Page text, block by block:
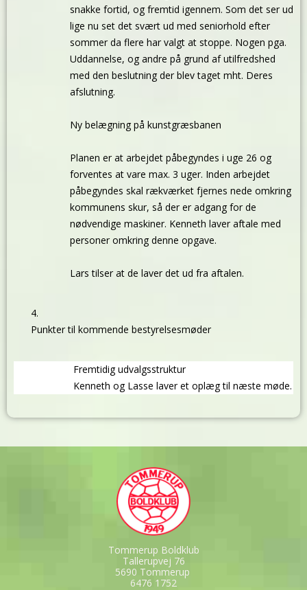
snakke fortid, og fremtid igennem. Som det ser ud
lige nu set det svært ud med seniorhold efter
sommer da flere har valgt at stoppe. Nogen pga.
Uddannelse, og andre på grund af utilfredshed
med den beslutning der blev taget mht. Deres
afslutning.
Ny belægning på kunstgræsbanen
Planen er at arbejdet påbegyndes i uge 26 og
forventes at vare max. 3 uger. Inden arbejdet
påbegyndes skal rækværket fjernes nede omkring
kommunens skur, så der er adgang for de
nødvendige maskiner. Kenneth laver aftale med
personer omkring denne opgave.
Lars tilser at de laver det ud fra aftalen.
Punkter til kommende bestyrelsesmøder
Fremtidig udvalgsstruktur
Kenneth og Lasse laver et oplæg til næste møde.
Tommerup Boldklub
Tallerupvej 76
5690 Tommerup
6476 1752